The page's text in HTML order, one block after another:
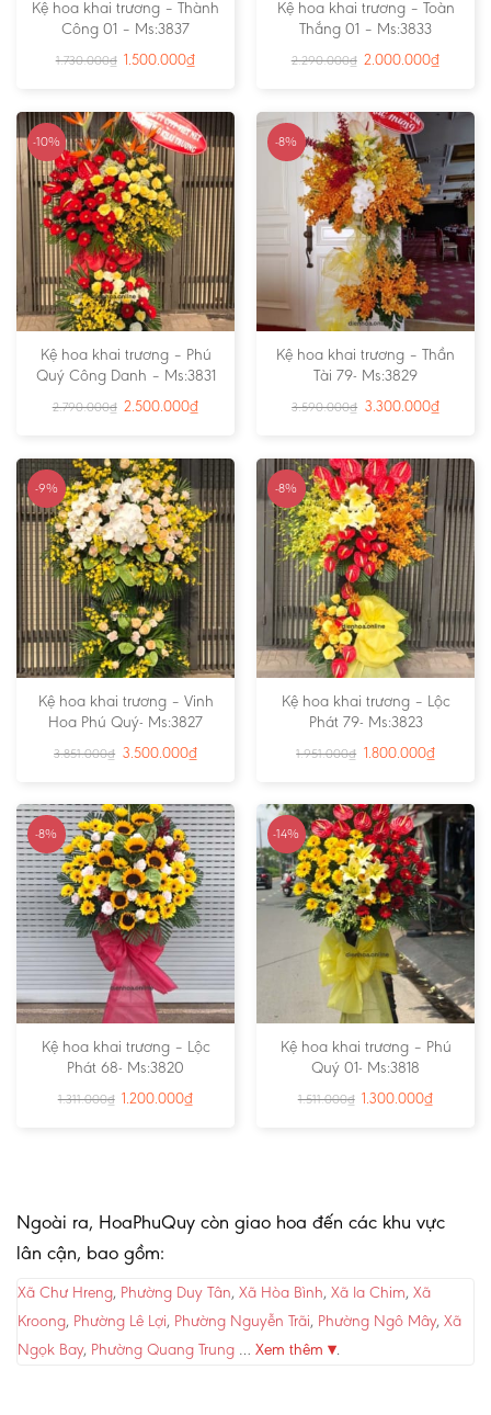
Kệ hoa khai trương – Thành
Công 01 – Ms:3837
1.730.000₫ 1.500.000₫
Kệ hoa khai trương – Toàn
Thắng 01 – Ms:3833
2.290.000₫ 2.000.000₫
-10%
Kệ hoa khai trương – Phú
Quý Công Danh – Ms:3831
2.790.000₫ 2.500.000₫
-8%
Kệ hoa khai trương – Thần
Tài 79- Ms:3829
3.590.000₫ 3.300.000₫
-9%
Kệ hoa khai trương – Vinh
Hoa Phú Quý- Ms:3827
3.851.000₫ 3.500.000₫
-8%
Kệ hoa khai trương – Lộc
Phát 79- Ms:3823
1.951.000₫ 1.800.000₫
-8%
Kệ hoa khai trương – Lộc
Phát 68- Ms:3820
1.311.000₫ 1.200.000₫
-14%
Kệ hoa khai trương – Phú
Quý 01- Ms:3818
1.511.000₫ 1.300.000₫
Ngoài ra, HoaPhuQuy còn giao hoa đến các khu vực
lân cận, bao gồm:
Xã Chư Hreng, Phường Duy Tân, Xã Hòa Bình, Xã Ia Chim, Xã
Kroong, Phường Lê Lợi, Phường Nguyễn Trãi, Phường Ngô Mây, Xã
Ngọk Bay, Phường Quang Trung … Xem thêm ▾.